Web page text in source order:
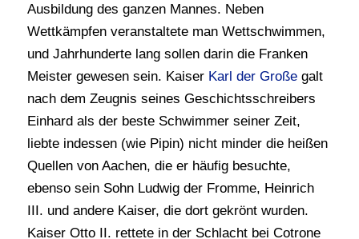
Ausbildung des ganzen Mannes. Neben
Wettkämpfen veranstaltete man Wettschwimmen,
und Jahrhunderte lang sollen darin die Franken
Meister gewesen sein. Kaiser Karl der Großegalt
nach dem Zeugnis seines Geschichtsschreibers
Einhard als der beste Schwimmer seiner Zeit,
liebte indessen (wie Pipin) nicht minder die heißen
Quellen von Aachen, die er häufig besuchte,
ebenso sein Sohn Ludwig der Fromme, Heinrich
III. und andere Kaiser, die dort gekrönt wurden.
Kaiser Otto II. rettete in der Schlacht bei Cotrone